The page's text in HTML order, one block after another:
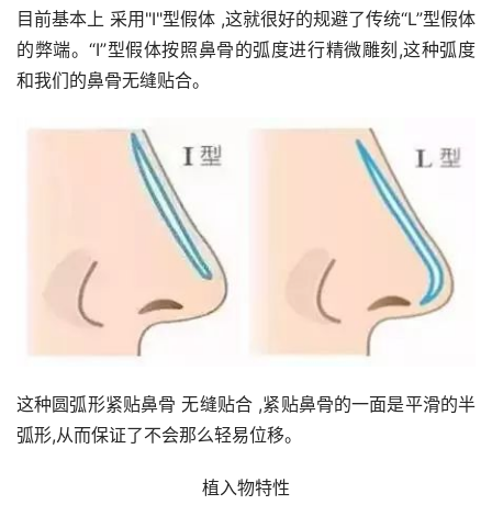
目前基本上 采用"I"型假体 ,这就很好的规避了传统“L”型假体
的弊端。“I”型假体按照鼻骨的弧度进行精微雕刻,这种弧度
和我们的鼻骨无缝贴合。
这种圆弧形紧贴鼻骨 无缝贴合 ,紧贴鼻骨的一面是平滑的半
弧形,从而保证了不会那么轻易位移。
植入物特性